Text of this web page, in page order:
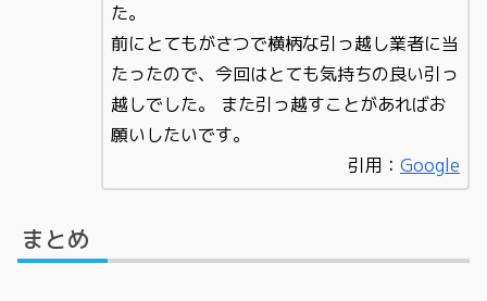
た。
前にとてもがさつで横柄な引っ越し業者に当
たったので、今回はとても気持ちの良い引っ
越しでした。 また引っ越すことがあればお
願いしたいです。
引用： Google
まとめ